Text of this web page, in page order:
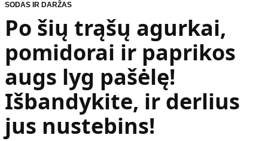
Gyvenimas
Įdomybės
Mada
Mokslas
Namai ir interjeras
Technologijos
Gyvenimo būdas
Vasaros mada
Tėvai ir vaikai
Populiaru Informacija
SODAS IR DARŽAS
Po šių trąšų agurkai,
pomidorai ir paprikos
augs lyg pašėlę!
Išbandykite, ir derlius
jus nustebins!